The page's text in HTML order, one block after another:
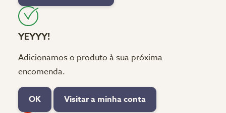
YEYYY!
Adicionamos o produto à sua próxima
encomenda.
OK Visitar a minha conta